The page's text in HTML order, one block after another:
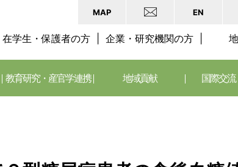
MAP EN
在学生・保護者の方 企業・研究機関の方
教育研究・産官学連携 地域貢献 国際交